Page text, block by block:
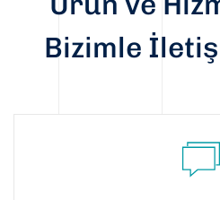
Bizimle